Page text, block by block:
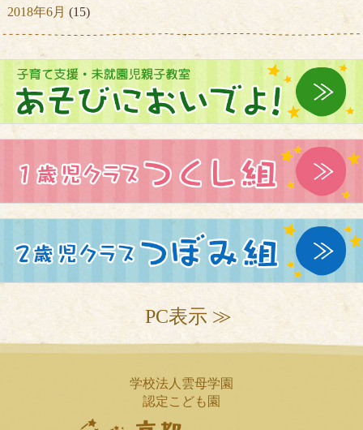
2018年6月 (15)
PC表示 ≫
学校法人雲母学園
認定こども園